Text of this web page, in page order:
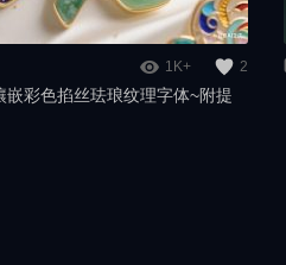
1K+ 2
嵌彩色掐丝珐琅纹理字体~附提